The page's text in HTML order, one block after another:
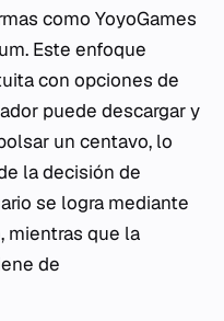
como YoyoGames
. Este enfoque
con opciones de
puede descargar y
un centavo, lo
la decisión de
se logra mediante
mientras que la
de